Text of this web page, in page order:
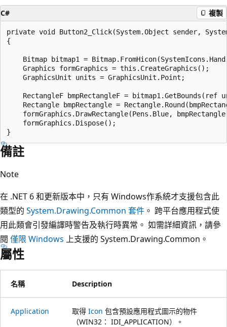
C# 複製
private void Button2_Click(System.Object sender,
{
Bitmap bitmap1 =
    Graphics formGraphics = this.CreateGraphics();
    GraphicsUnit units = GraphicsUnit.Point;
RectangleF bmpRectangleF = bitmap1.GetBounds(ref
Rectangle bmpRectangle =
formGraphics.DrawRectangle(Pens.Blue,
    formGraphics.Dispose();
備註
Note
在 .NET 6 和更新版本中，只有 Windows作系統才支援包含此
類型的 System.Drawing.Common 套件 。 跨平台應用程式使
用此類會引發編譯時警告及執行時異常。 如需詳細資訊，請參
閱 僅限 Windows 上支援的 System.Drawing.Common。
屬性
名稱 Description
Application 取得 Icon 包含預設應用程式圖示的物件
（WIN32： IDI_APPLICATION）。